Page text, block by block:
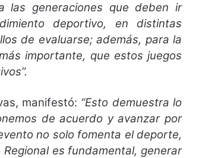
las generaciones que deben ir
deportivo, en distintas
de evaluarse; además, para la
importante, que estos juegos
manifestó: “Esto demuestra lo
de acuerdo y avanzar por
no solo fomenta el deporte,
es fundamental, generar